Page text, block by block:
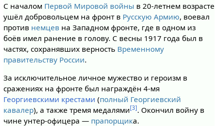
С началом Первой Мировой войны в 20-летнем возрасте
ушёл добровольцем на фронт в Русскую Армию, воевал
против немцев на Западном фронте, где в одном из
боёв имел ранение в голову. С весны 1917 года был в
частях, сохранявших верность Временному
правительству России.
За исключительное личное мужество и героизм в
сражениях на фронте был награждён 4-мя
Георгиевскими крестами (полный Георгиевский
кавалер), а также тремя медалями[3]. Окончил войну в
чине унтер-офицера — прапорщика.